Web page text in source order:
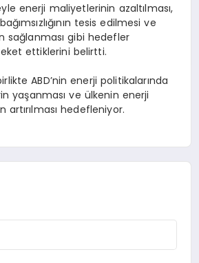
enerji maliyetlerinin azaltılması,
tesis edilmesi ve
sağlanması gibi hedefler
ettiklerini belirtti.
ABD’nin enerji politikalarında
yaşanması ve ülkenin enerji
artırılması hedefleniyor.